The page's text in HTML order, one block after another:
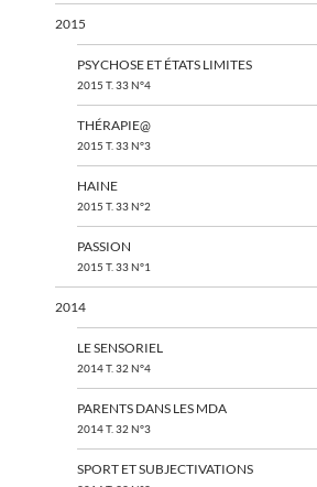
2015
PSYCHOSE ET ÉTATS LIMITES
2015 T. 33 N°4
THÉRAPIE@
2015 T. 33 N°3
HAINE
2015 T. 33 N°2
PASSION
2015 T. 33 N°1
2014
LE SENSORIEL
2014 T. 32 N°4
PARENTS DANS LES MDA
2014 T. 32 N°3
SPORT ET SUBJECTIVATIONS